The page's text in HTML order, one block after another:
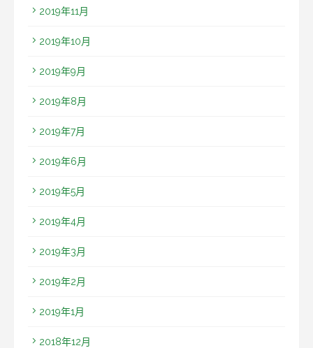
2019年11月
2019年10月
2019年9月
2019年8月
2019年7月
2019年6月
2019年5月
2019年4月
2019年3月
2019年2月
2019年1月
2018年12月